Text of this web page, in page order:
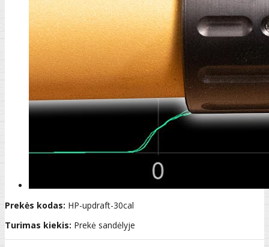
Prekės kodas: HP-updraft-30cal
Turimas kiekis: Prekė sandėlyje